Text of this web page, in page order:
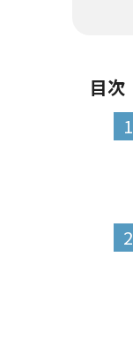
目次
1
2